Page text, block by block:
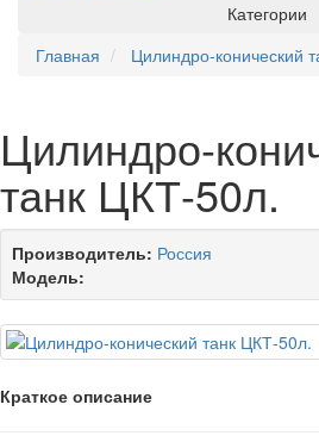
Категории
Главная
Цилиндро-конический
Цилиндро-
танк ЦКТ-50л.
Производитель: Россия
Модель:
Краткое описание